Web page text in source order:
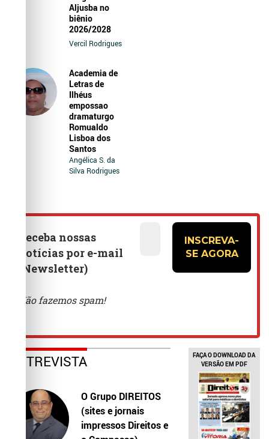
Aljusba no
biênio
2026/2028
Vercil Rodrigues
Academia de
Letras de
Ilhéus
empossao
dramaturgo
Romualdo
Lisboa dos
Santos
Angélica S. da
Silva Rodrigues
ENTREVISTA
O Grupo DIREITOS
(sites e jornais
impressos Direitos e
FAÇA O DOWNLOAD DA
VERSÃO EM PDF